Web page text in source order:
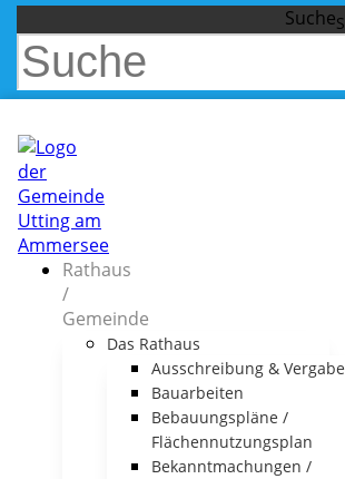
Suche
Rathaus
/
Gemeinde
Das Rathaus
Ausschreibung & Vergabe
Bauarbeiten
Bebauungspläne /
Flächennutzungsplan
Bekanntmachungen /